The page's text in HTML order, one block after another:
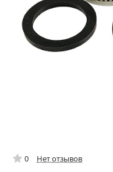
0 Нет отзывов